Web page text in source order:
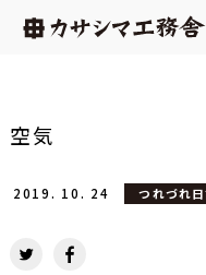
空気
2019. 10. 24 つれづれ